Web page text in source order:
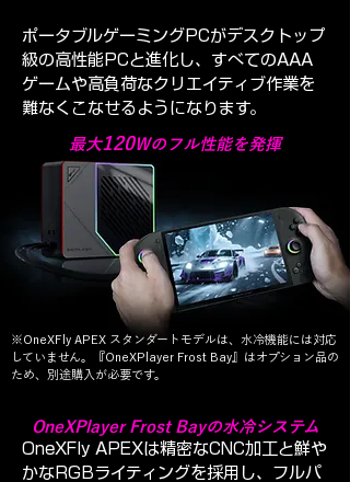
ポータブルゲーミングPCがデスクトップ
級の高性能PCと進化し、すべてのAAA
ゲームや高負荷なクリエイティブ作業を
難なくこなせるようになります。
最大120Wのフル性能を発揮
※OneXFly APEX スタンダートモデルは、水冷機能には対応
していません。『OneXPlayer Frost Bay』はオプション品の
ため、別途購入が必要です。
OneXPlayer Frost Bayの水冷システム
OneXFly APEXは精密なCNC加工と鮮や
かなRGBライティングを採用し、フルパ